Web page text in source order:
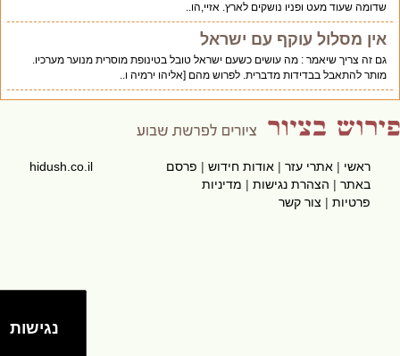
שדומה שעוד מעט ופניו נושקים לארץ. אזיי,הו..
אין מסלול עוקף עם ישראל
גם זה צריך שיאמר : מה עושים כשעם ישראל טובל בטינופת מוסרית מנוער מערכיו.
מותר להתאבל בבדידות מדברית. לפרוש מהם [אליהו ירמיה ו..
ראשי|אתרי עזר|אודות חידוש|פרסם
באתר|הצהרת נגישות|מדיניות
פרטיות|צור קשר
hidush.co.il
נגישות